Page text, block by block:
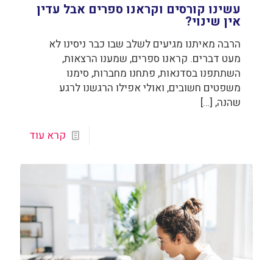
עשינו קורסים וקראנו ספרים אבל עדין
אין שינוי?
הרבה מאיתנו מגיעים לשלב שבו כבר ניסינו לא
מעט דברים. קראנו ספרים, שמענו הרצאות,
השתתפנו בסדנאות, פתחנו מחברות, סימנו
משפטים חשובים, ואולי אפילו הרגשנו לרגע
שהנה, […]
קרא עוד